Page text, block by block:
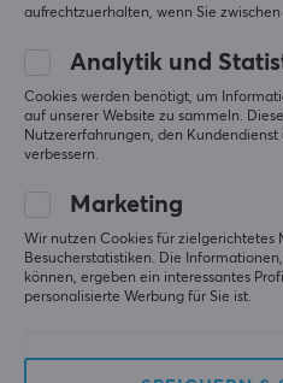
EC-CW :)
Original anzeigen
EspTiger ICE v2 Mouse Skates zu Zowie
3 Likes
Marcus L
Verifizierter
Level 13
Ganking
PC
aufrechtzuerhalten, wenn Sie
Analytik und
Cookies werden benötigt, um
auf unserer Website zu sammeln.
Nutzererfahrungen, den Kundendienst
verbessern.
Marketing
Wir nutzen Cookies für zielgerichtetes
Besucherstatistiken. Die
können, ergeben ein interessantes
personalisierte Werbung für Sie ist.